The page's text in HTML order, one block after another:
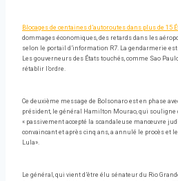
Blocages de centaines d’autoroutes dans plus de 15
dommages économiques, des retards dans les
selon le portail d’information R7. La gendarmerie
Les gouverneurs des États touchés, comme Sao
rétablir l’ordre.
Ce deuxième message de Bolsonaro est en phase
président, le général Hamilton Mourao, qui souligne
« passivement accepté la scandaleuse manœuvre
convaincant et après cinq ans, a annulé le procès et
Lula».
Le général, qui vient d’être élu sénateur du Rio